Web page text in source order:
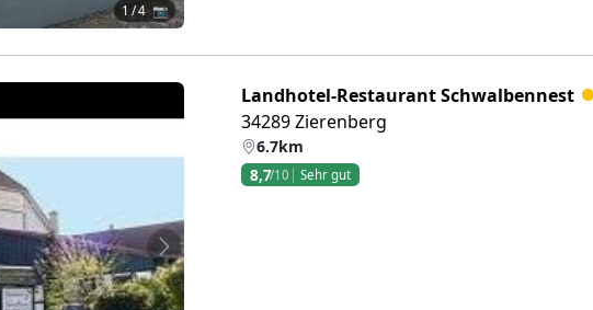
1 / 4 📷
Weiter
Landhotel-Restaurant Schwalbennest
34289 Zierenberg
6.7km
8,7/10 Sehr gut